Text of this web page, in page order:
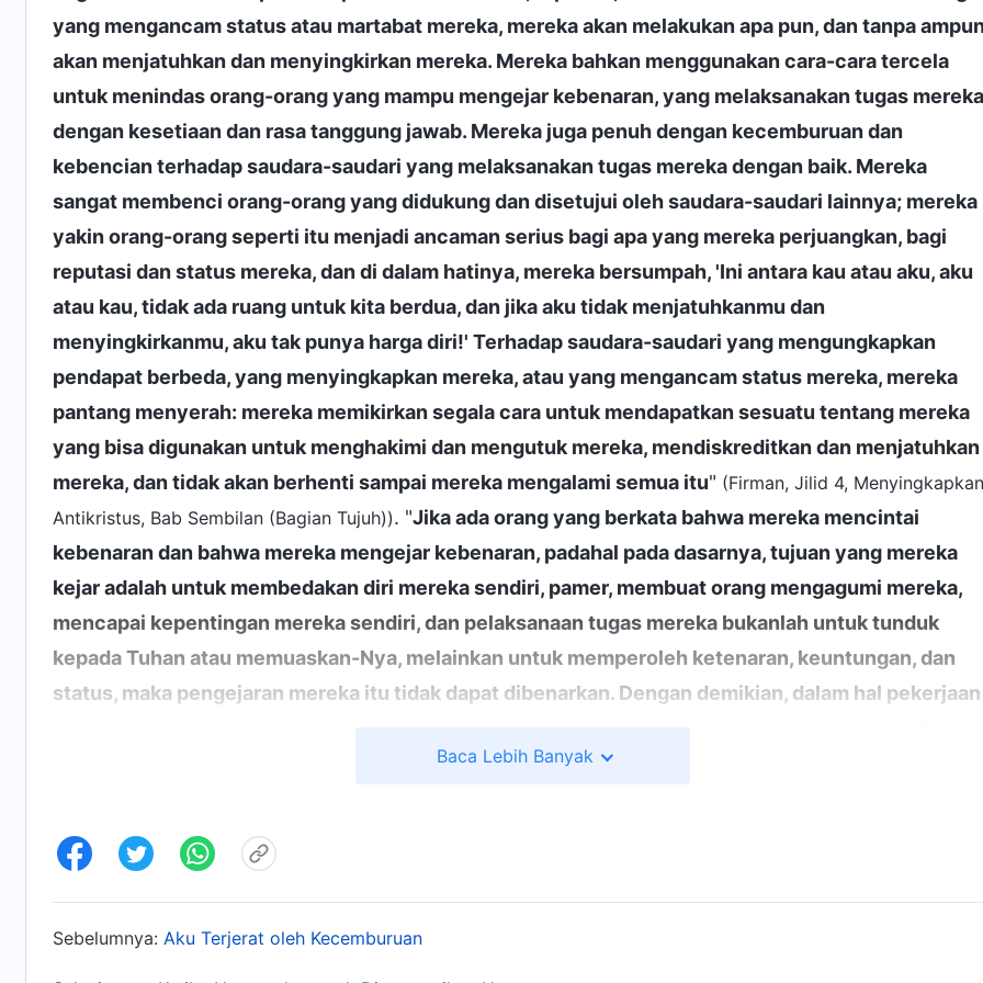
yang mengancam status atau martabat mereka, mereka akan melakukan apa pun, dan tanpa
akan menjatuhkan dan menyingkirkan mereka. Mereka bahkan menggunakan cara-cara tercela
untuk menindas orang-orang yang mampu mengejar kebenaran, yang melaksanakan tugas mereka
dengan kesetiaan dan rasa tanggung jawab. Mereka juga penuh dengan kecemburuan dan
kebencian terhadap saudara-saudari yang melaksanakan tugas mereka dengan baik. Mereka
sangat membenci orang-orang yang didukung dan disetujui oleh saudara-saudari lainnya; mereka
yakin orang-orang seperti itu menjadi ancaman serius bagi apa yang mereka perjuangkan, bagi
reputasi dan status mereka, dan di dalam hatinya, mereka bersumpah, 'Ini antara kau atau aku, aku
atau kau, tidak ada ruang untuk kita berdua, dan jika aku tidak menjatuhkanmu dan
menyingkirkanmu, aku tak punya harga diri!' Terhadap saudara-saudari yang mengungkapkan
pendapat berbeda, yang menyingkapkan mereka, atau yang mengancam status mereka, mereka
pantang menyerah: mereka memikirkan segala cara untuk mendapatkan sesuatu tentang mereka
yang bisa digunakan untuk menghakimi dan mengutuk mereka, mendiskreditkan dan menjatuhkan
mereka, dan tidak akan berhenti sampai mereka mengalami semua itu" (Firman, Jilid 4, Menyingkapkan
Antikristus, Bab Sembilan (Bagian Tujuh)). "Jika ada orang yang berkata bahwa mereka mencintai
kebenaran dan bahwa mereka mengejar kebenaran, padahal pada dasarnya, tujuan yang mereka
kejar adalah untuk membedakan diri mereka sendiri, pamer, membuat orang mengagumi mereka,
mencapai kepentingan mereka sendiri, dan pelaksanaan tugas mereka bukanlah untuk tunduk
kepada Tuhan atau memuaskan-Nya, melainkan untuk memperoleh ketenaran, keuntungan, dan
status, maka pengejaran mereka itu tidak dapat dibenarkan. Dengan demikian, dalam hal pekerjaan
Tindakan mereka jelas merupakan penghambat; semua itu tidak memajukan pekerjaan gereja. Ada
mengejar ketenaran, keuntungan, dan status pribadi mereka, menjalankan urusan mereka sendiri,
membentuk kelompok tertutup mereka sendiri, kerajaan kecil mereka sendiri—apakah orang
semacam ini sedang melaksanakan tugas mereka? Semua pekerjaan yang mereka lakukan pada
dasarnya mengacaukan, mengganggu, dan merusak pekerjaan gereja
Baca Lebih Banyak
Sebelumnya: Aku Terjerat oleh Kecemburuan